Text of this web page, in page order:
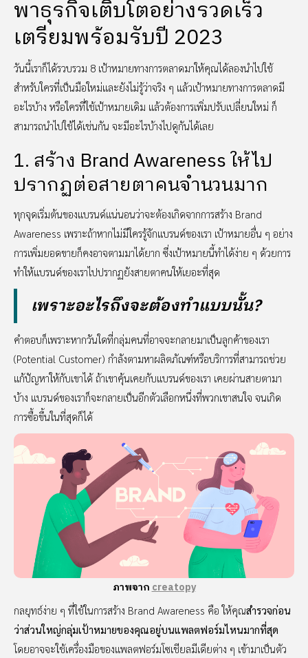
พาธุรกิจเติบโตอย่างรวดเร็ว
เตรียมพร้อมรับปี 2023
วันนี้เราก็ได้รวบรวม 8 เป้าหมายทางการตลาดมาให้คุณได้ลองนำไปใช้
สำหรับใครที่เป็นมือใหม่และยังไม่รู้ว่าจริง ๆ แล้วเป้าหมายทางการตลาดมี
อะไรบ้าง หรือใครที่ใช้เป้าหมายเดิม แล้วต้องการเพิ่มปรับเปลี่ยนใหม่ ก็
สามารถนำไปใช้ได้เช่นกัน จะมีอะไรบ้างไปดูกันได้เลย
1. สร้าง Brand Awareness ให้ไป
ปรากฏต่อสายตาคนจำนวนมาก
ทุกจุดเริ่มต้นของแบรนด์แน่นอนว่าจะต้องเกิดจากการสร้าง Brand
Awareness เพราะถ้าหากไม่มีใครรู้จักแบรนด์ของเรา เป้าหมายอื่น ๆ อย่าง
การเพิ่มยอดขายก็คงอาจตามมาได้ยาก ซึ่งเป้าหมายนี้ทำได้ง่าย ๆ ด้วยการ
ทำให้แบรนด์ของเราไปปรากฏยังสายตาคนให้เยอะที่สุด
เพราะอะไรถึงจะต้องทำแบบนั้น?
คำตอบก็เพราะหากวันใดที่กลุ่มคนที่อาจจะกลายมาเป็นลูกค้าของเรา
(Potential Customer) กำลังตามหาผลิตภัณฑ์หรือบริการที่สามารถช่วย
แก้ปัญหาให้กับเขาได้ ถ้าเขาคุ้นเคยกับแบรนด์ของเรา เคยผ่านสายตามา
บ้าง แบรนด์ของเราก็จะกลายเป็นอีกตัวเลือกหนึ่งที่พวกเขาสนใจ จนเกิด
การซื้อขึ้นในที่สุดก็ได้
ภาพจากcreatopy
กลยุทธ์ง่าย ๆ ที่ใช้ในการสร้าง Brand Awareness คือ ให้คุณสำรวจก่อน
ว่าส่วนใหญ่กลุ่มเป้าหมายของคุณอยู่บนแพลตฟอร์มไหนมากที่สุด
โดยอาจจะใช้เครื่องมือของแพลตฟอร์มโซเชียลมีเดียต่าง ๆ เข้ามาเป็นตัว